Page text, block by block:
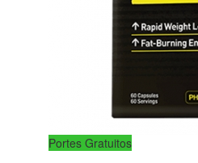
Portes Gratuitos